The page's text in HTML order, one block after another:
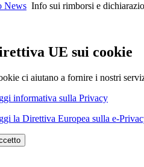
News Info sui rimborsi e
UE sui cookie
ci aiutano a fornire i nostri
informativa sulla Privacy
la Direttiva Europea sulla e-